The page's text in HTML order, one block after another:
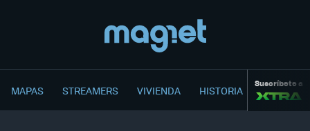
MAPAS STREAMERS VIVIENDA HISTORIA Suscríbete a